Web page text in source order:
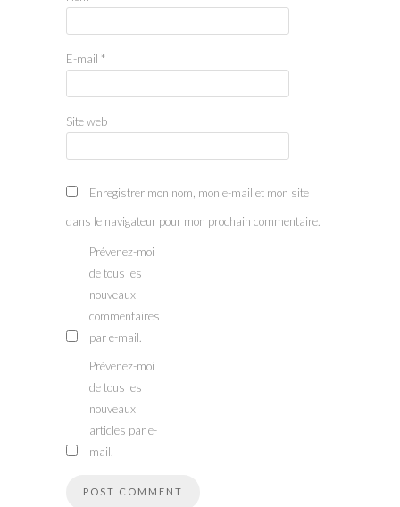
E-mail *
Site web
Enregistrer mon nom, mon e-mail et mon site
dans le navigateur pour mon prochain commentaire.
Prévenez-moi
de tous les
nouveaux
commentaires
par e-mail.
Prévenez-moi
de tous les
nouveaux
articles par e-
mail.